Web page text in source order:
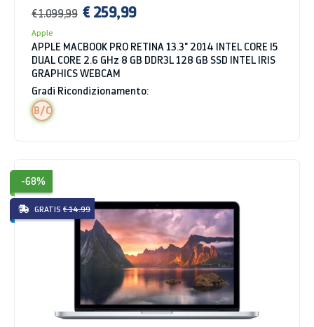
€ 1.099,99 € 259,99
Apple
APPLE MACBOOK PRO RETINA 13.3" 2014 INTEL CORE I5
DUAL CORE 2.6 GHz 8 GB DDR3L 128 GB SSD INTEL IRIS
GRAPHICS WEBCAM
Gradi Ricondizionamento:
B/C
-68%
GRATIS € 14.99